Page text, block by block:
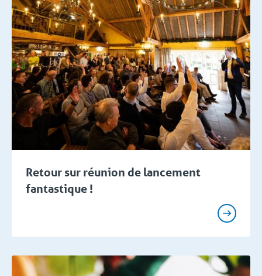
Retour sur réunion de lancement
fantastique !